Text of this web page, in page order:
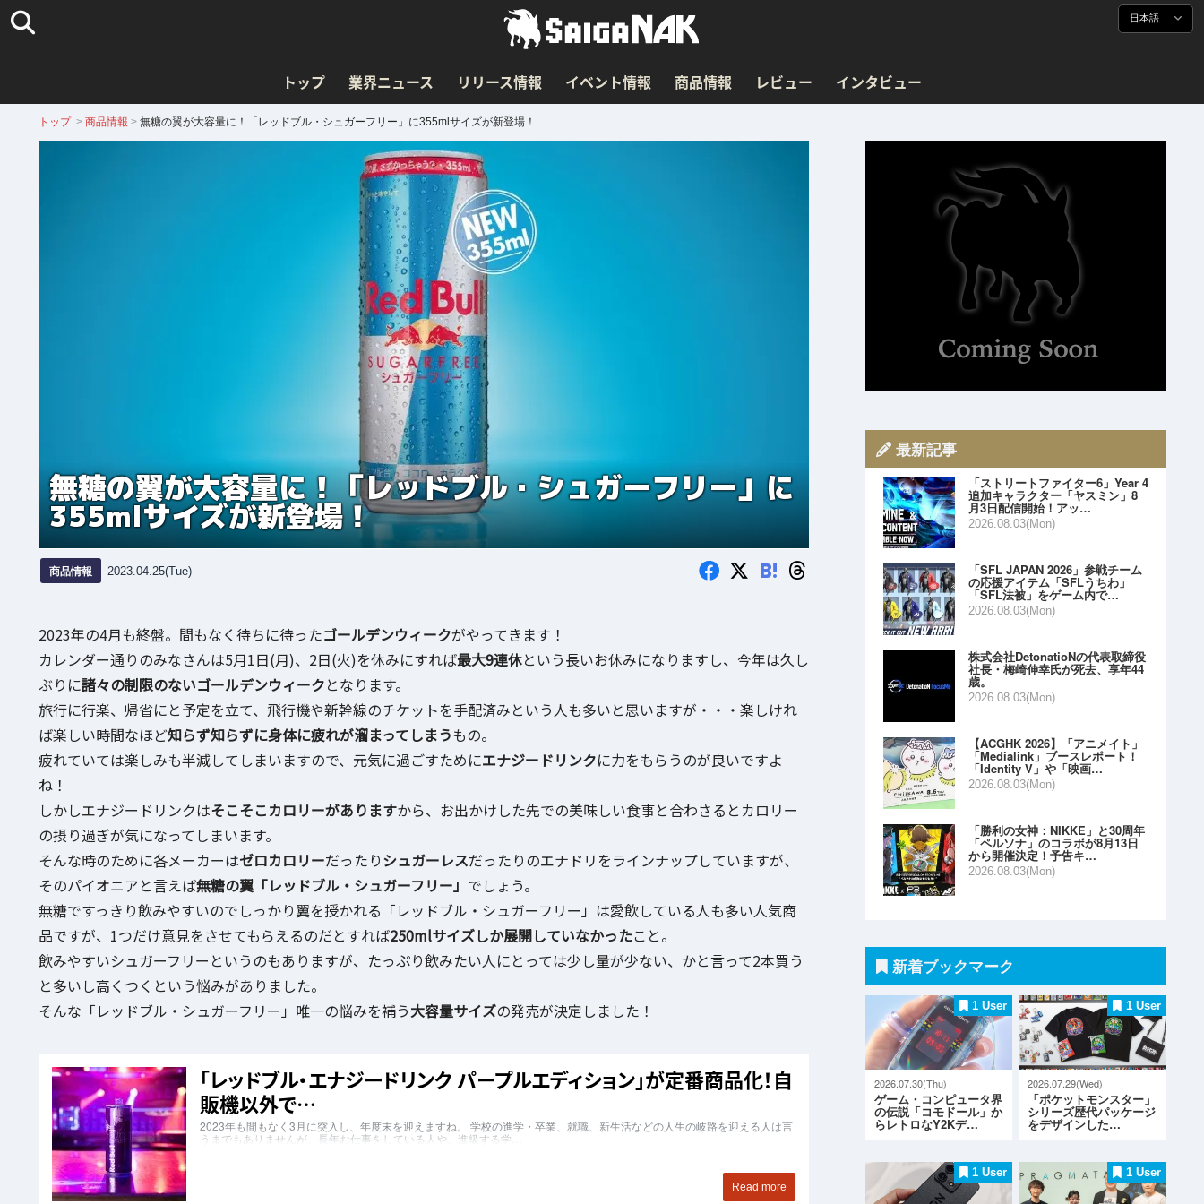
日本語
トップ 業界ニュース リリース情報 イベント情報 商品情報 レビュー インタビュー
トップ > 商品情報 > 無糖の翼が大容量に！「レッドブル・シュガーフリー」に355mlサイズが新登場！
無糖の翼が大容量に！「レッドブル・シュガーフリー」に
355mlサイズが新登場！
商品情報 2023.04.25(Tue) B!
2023年の4月も終盤。間もなく待ちに待ったゴールデンウィークがやってきます！
カレンダー通りのみなさんは5月1日(月)、2日(火)を休みにすれば最大9連休という長いお休みになりますし、今年は久し
ぶりに諸々の制限のないゴールデンウィークとなります。
旅行に行楽、帰省にと予定を立て、飛行機や新幹線のチケットを手配済みという人も多いと思いますが・・・楽しけれ
ば楽しい時間なほど知らず知らずに身体に疲れが溜まってしまうもの。
疲れていては楽しみも半減してしまいますので、元気に過ごすためにエナジードリンクに力をもらうのが良いですよ
ね！
しかしエナジードリンクはそこそこカロリーがありますから、お出かけした先での美味しい食事と合わさるとカロリー
の摂り過ぎが気になってしまいます。
そんな時のために各メーカーはゼロカロリーだったりシュガーレスだったりのエナドリをラインナップしていますが、
そのパイオニアと言えば無糖の翼「レッドブル・シュガーフリー」 でしょう。
無糖ですっきり飲みやすいのでしっかり翼を授かれる「レッドブル・シュガーフリー」は愛飲している人も多い人気商
品ですが、1つだけ意見をさせてもらえるのだとすれば250mlサイズしか展開していなかったこと。
飲みやすいシュガーフリーというのもありますが、たっぷり飲みたい人にとっては少し量が少ない、かと言って2本買う
と多いし高くつくという悩みがありました。
そんな「レッドブル・シュガーフリー」唯一の悩みを補う大容量サイズの発売が決定しました！
最新記事
「ストリートファイター6」Year 4
追加キャラクター「ヤスミン」8
月3日配信開始！アッ…
2026.08.03(Mon)
「SFL JAPAN 2026」参戦チーム
の応援アイテム「SFLうちわ」
「SFL法被」をゲーム内で…
2026.08.03(Mon)
株式会社DetonatioNの代表取締役
社長・梅崎伸幸氏が死去、享年44
歳。
2026.08.03(Mon)
【ACGHK 2026】「アニメイト」
「Medialink」ブースレポート！
「Identity V」や「映画…
2026.08.03(Mon)
「勝利の女神：NIKKE」と30周年
「ペルソナ」のコラボが8月13日
から開催決定！予告キ…
2026.08.03(Mon)
新着ブックマーク
1 User
2026.07.30(Thu)
ゲーム・コンピュータ界
の伝説「コモドール」か
らレトロなY2Kデ…
1 User
2026.07.29(Wed)
「ポケットモンスター」
シリーズ歴代パッケージ
をデザインした…
1 User 1 User